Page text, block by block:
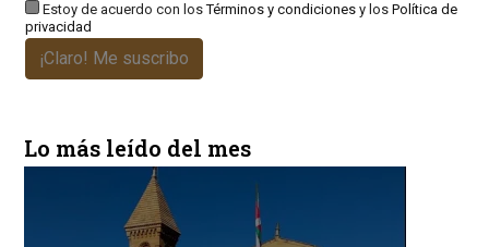
Estoy de acuerdo con losTérminos y condicionesy los Política de
privacidad
¡Claro! Me suscribo
Lo más leído del mes